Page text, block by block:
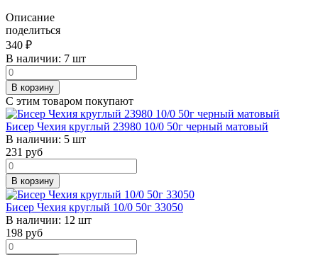
Описание
поделиться
340 ₽
В наличии: 7 шт
В корзину
С этим товаром покупают
Бисер Чехия круглый 23980 10/0 50г черный матовый
В наличии: 5 шт
231 руб
В корзину
Бисер Чехия круглый 10/0 50г 33050
В наличии: 12 шт
198 руб